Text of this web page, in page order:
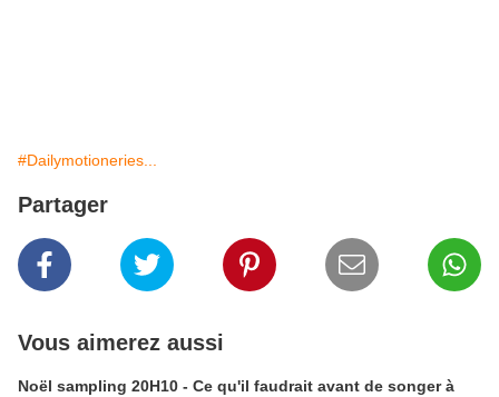
#Dailymotioneries...
Partager
Vous aimerez aussi
Noël sampling 20H10 - Ce qu'il faudrait avant de songer à